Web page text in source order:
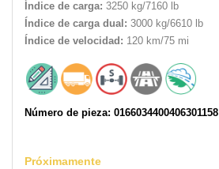
Índice de carga: 3250 kg/7160 lb
Índice de carga dual: 3000 kg/6610 lb
Índice de velocidad: 120 km/75 mi
Número de pieza: 0166034400406301158
Próximamente